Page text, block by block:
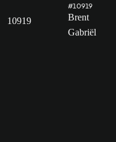
10919
#10919
Brent
Gabriël